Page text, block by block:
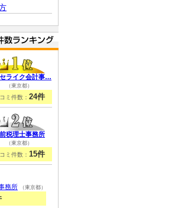
ライク会計事…
（東京都）
ミ件数： 24件
前税理士事務所
（東京都）
ミ件数： 15件
務所 （東京都）